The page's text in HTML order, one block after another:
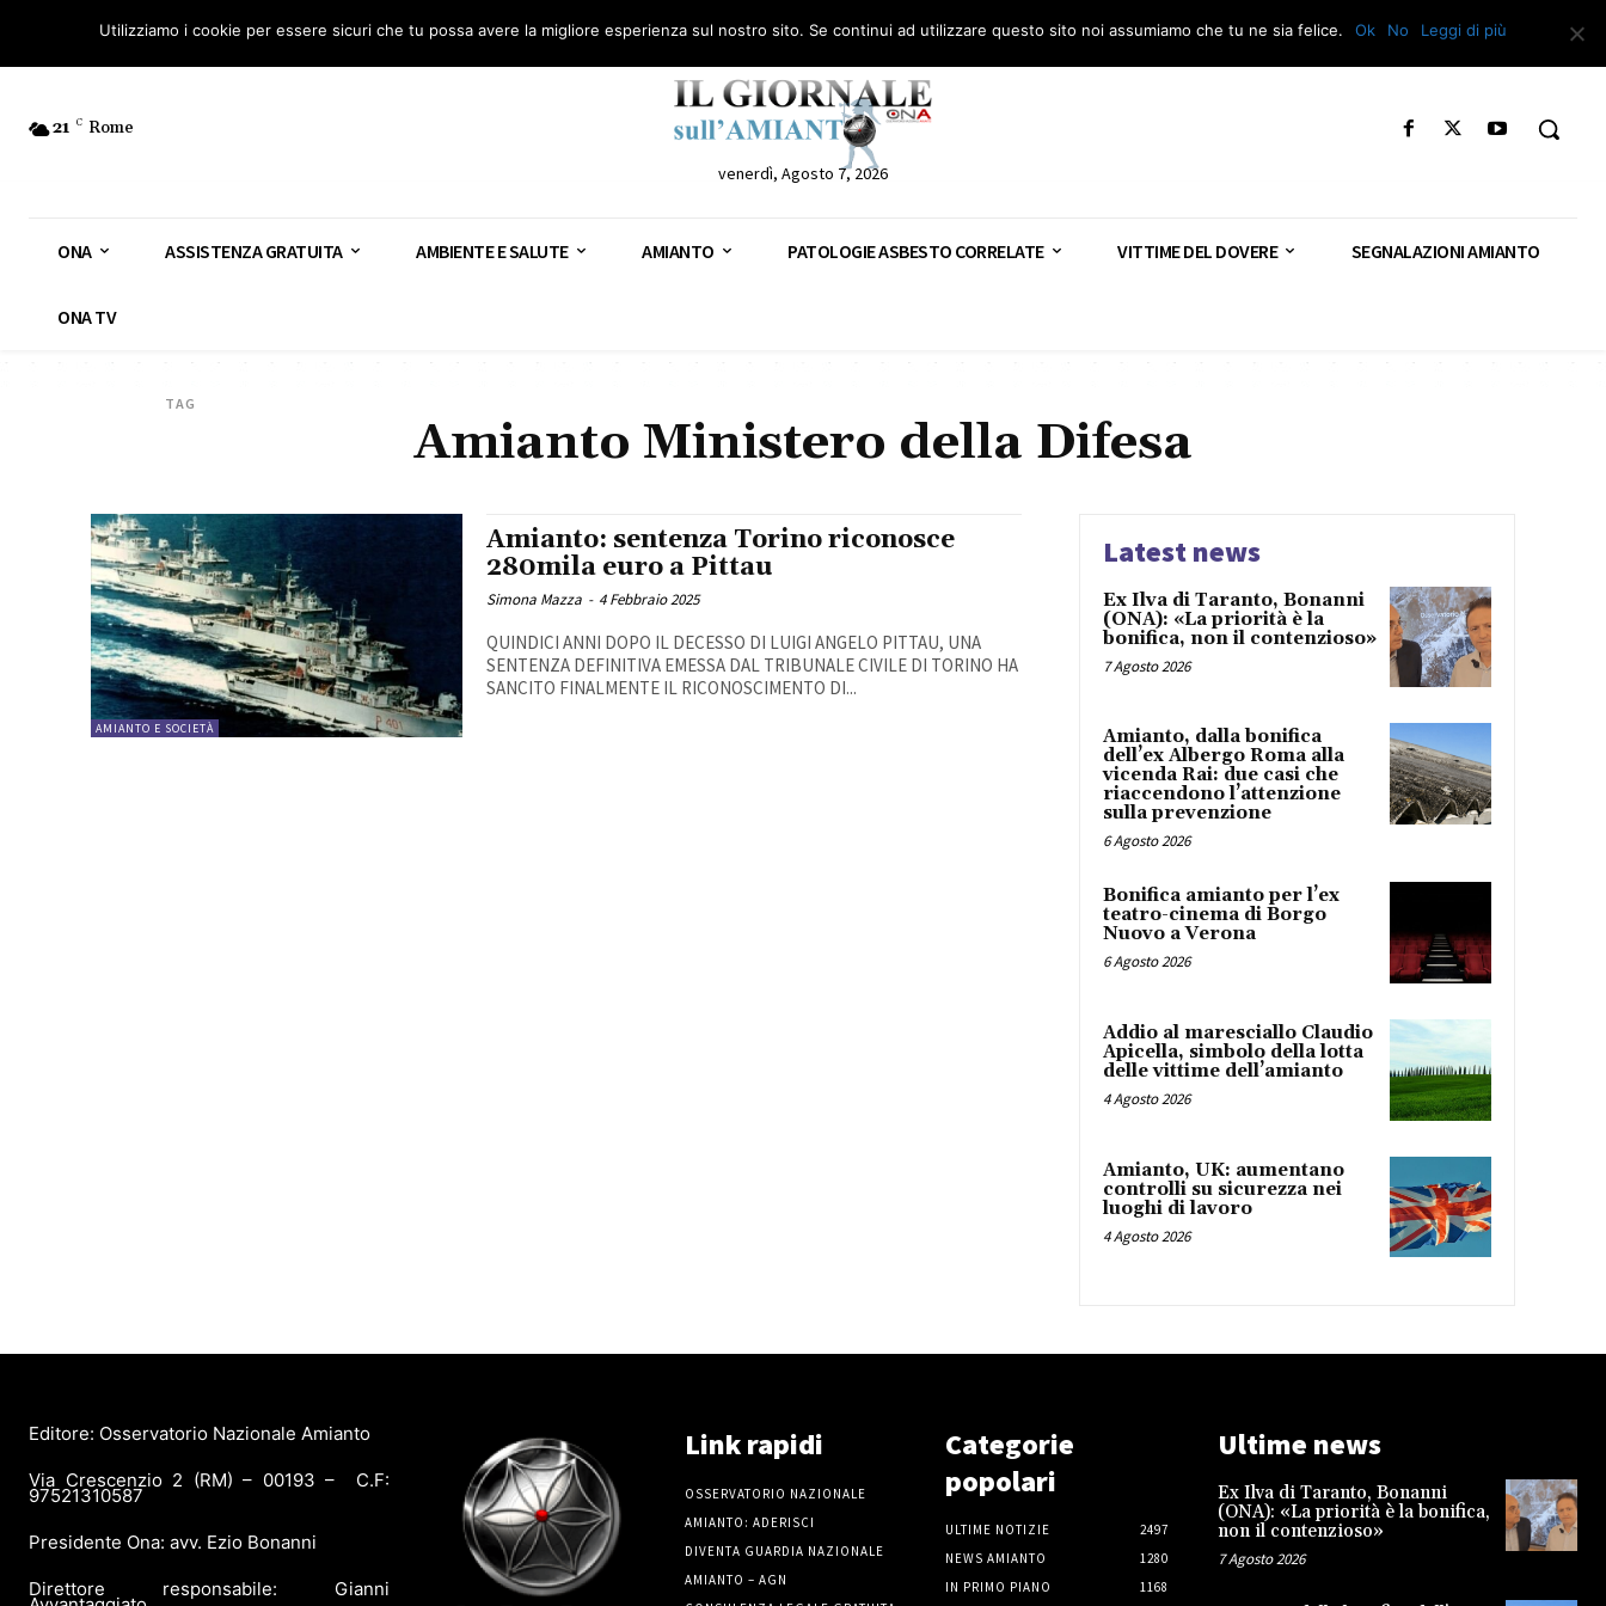
Osservatorio Nazionale Amianto: aderisci Diventa Guardia Nazionale Amianto – AGN Consulenza legale gratuita: civile, penale e lavoro Segnala – AGN Segnala – Repac
21 C Rome
venerdì, Agosto 7, 2026
ONA ASSISTENZA GRATUITA AMBIENTE E SALUTE AMIANTO PATOLOGIE ASBESTO CORRELATE VITTIME DEL DOVERE SEGNALAZIONI AMIANTO
ONA TV
TAG
Amianto Ministero della Difesa
AMIANTO E SOCIETÀ
Amianto: sentenza Torino riconosce
280mila euro a Pittau
Simona Mazza - 4 Febbraio 2025
QUINDICI ANNI DOPO IL DECESSO DI LUIGI ANGELO PITTAU, UNA
SENTENZA DEFINITIVA EMESSA DAL TRIBUNALE CIVILE DI TORINO HA
SANCITO FINALMENTE IL RICONOSCIMENTO DI...
Latest news
Ex Ilva di Taranto, Bonanni
(ONA): «La priorità è la
bonifica, non il contenzioso»
7 Agosto 2026
Amianto, dalla bonifica
dell’ex Albergo Roma alla
vicenda Rai: due casi che
riaccendono l’attenzione
sulla prevenzione
6 Agosto 2026
Bonifica amianto per l’ex
teatro-cinema di Borgo
Nuovo a Verona
6 Agosto 2026
Addio al maresciallo Claudio
Apicella, simbolo della lotta
delle vittime dell’amianto
4 Agosto 2026
Amianto, UK: aumentano
controlli su sicurezza nei
luoghi di lavoro
4 Agosto 2026
Editore: Osservatorio Nazionale Amianto
Via Crescenzio 2 (RM) – 00193 – C.F:
97521310587
Presidente Ona: avv. Ezio Bonanni
Direttore responsabile: Gianni
Link rapidi
OSSERVATORIO NAZIONALE
AMIANTO: ADERISCI
DIVENTA GUARDIA NAZIONALE
AMIANTO – AGN
Categorie
popolari
ULTIME NOTIZIE
2497
NEWS AMIANTO
1280
IN PRIMO PIANO
1168
Ultime news
Ex Ilva di Taranto, Bonanni
(ONA): «La priorità è la bonifica,
non il contenzioso»
7 Agosto 2026
Utilizziamo i cookie per essere sicuri che tu possa avere la migliore esperienza sul nostro sito. Se continui ad utilizzare questo sito noi assumiamo che tu ne sia felice. Ok No Leggi di più